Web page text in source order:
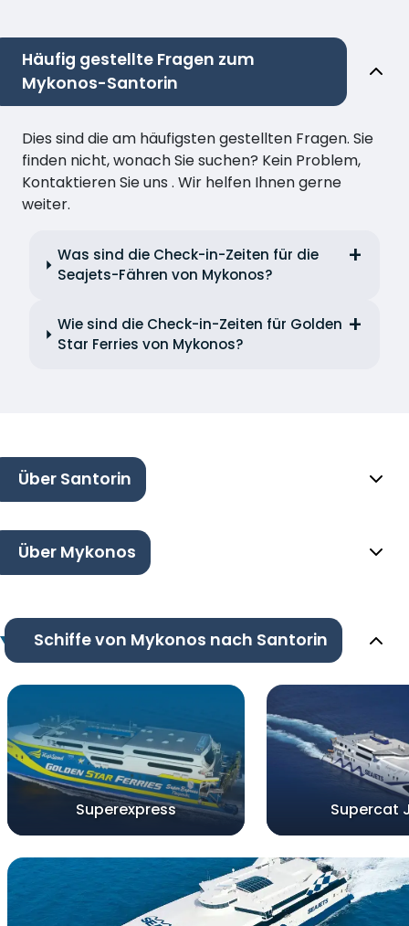
Häufig gestellte Fragen zum
Mykonos-Santorin
Dies sind die am häufigsten gestellten Fragen. Sie
finden nicht, wonach Sie suchen? Kein Problem,
Kontaktieren Sie uns . Wir helfen Ihnen gerne
weiter.
Was sind die Check-in-Zeiten für die
Seajets-Fähren von Mykonos?
Wie sind die Check-in-Zeiten für Golden
Star Ferries von Mykonos?
Über Santorin
Über Mykonos
Schiffe von Mykonos nach Santorin
Superexpress Supercat